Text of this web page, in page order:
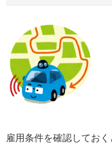
雇用条件を確認しておく